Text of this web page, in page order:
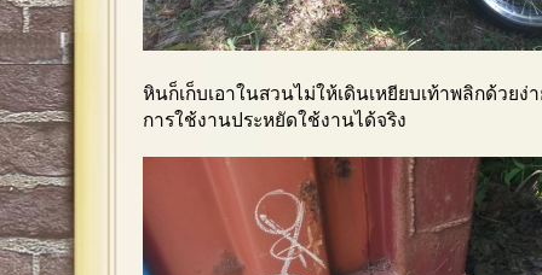
หินก็เก็บเอาในสวนไม่ให้เดินเหยียบเท้าพลิกด้วย
การใช้งานประหยัดใช้งานได้จริง